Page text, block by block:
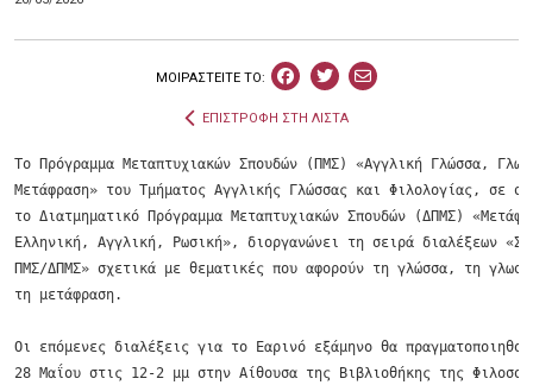
ΜΟΙΡΑΣΤEIΤΕ ΤΟ:
ΕΠΙΣΤΡΟΦΗ ΣΤΗ ΛΙΣΤΑ
Tο Πρόγραμμα Μεταπτυχιακών Σπουδών (ΠΜΣ) «Αγγλική Γλώσσα,
Μετάφραση» του Τμήματος Αγγλικής Γλώσσας και Φιλολογίας, σε
το Διατμηματικό Πρόγραμμα Μεταπτυχιακών Σπουδών (ΔΠΜΣ)
Ελληνική, Αγγλική, Ρωσική», διοργανώνει τη σειρά διαλέξεων
ΠΜΣ/ΔΠΜΣ» σχετικά με θεματικές που αφορούν τη γλώσσα, τη
τη μετάφραση.
Οι επόμενες διαλέξεις για το Εαρινό εξάμηνο θα
28 Μαΐου στις 12-2 μμ στην Αίθουσα της Βιβλιοθήκης της